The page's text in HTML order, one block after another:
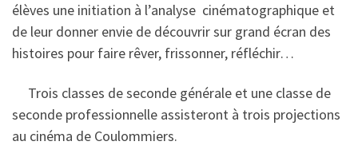
élèves une initiation à l’analyse cinématographique et
de leur donner envie de découvrir sur grand écran des
histoires pour faire rêver, frissonner, réfléchir…
Trois classes de seconde générale et une classe de
seconde professionnelle assisteront à trois projections
au cinéma de Coulommiers.